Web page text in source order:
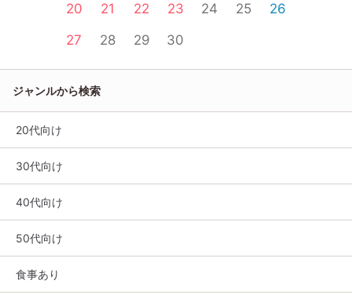
20
21 22 23 24 25
26
27
28 29 30
ジャンルから検索
20代向け
30代向け
40代向け
50代向け
食事あり